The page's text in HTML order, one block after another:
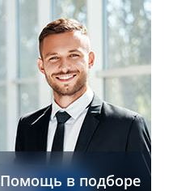
Помощь в подборе